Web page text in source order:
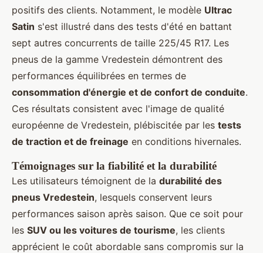
positifs des clients. Notamment, le modèle Ultrac
Satin s'est illustré dans des tests d'été en battant
sept autres concurrents de taille 225/45 R17. Les
pneus de la gamme Vredestein démontrent des
performances équilibrées en termes de
consommation d'énergie et de confort de conduite.
Ces résultats consistent avec l'image de qualité
européenne de Vredestein, plébiscitée par les tests
de traction et de freinage en conditions hivernales.
Témoignages sur la fiabilité et la durabilité
Les utilisateurs témoignent de la durabilité des
pneus Vredestein, lesquels conservent leurs
performances saison après saison. Que ce soit pour
les SUV ou les voitures de tourisme, les clients
apprécient le coût abordable sans compromis sur la